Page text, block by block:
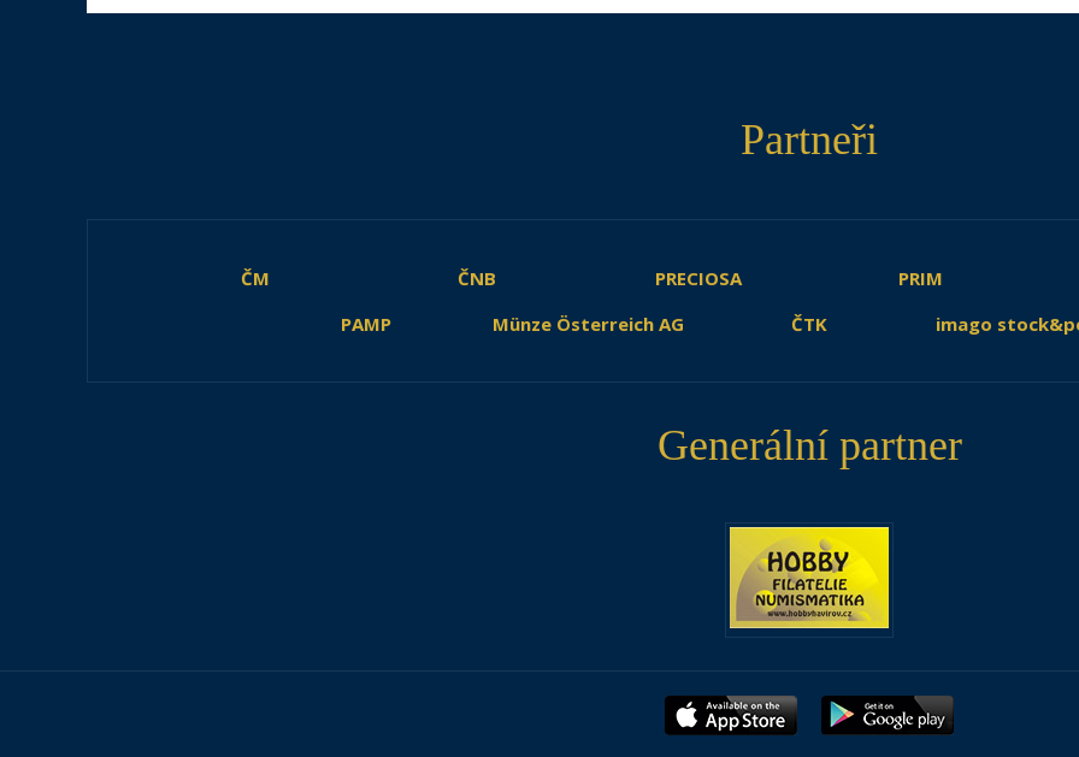
Partneři
ČM ČNB PRECIOSA PRIM
PAMP
Münze Österreich AG ČTK imago
Generální partner